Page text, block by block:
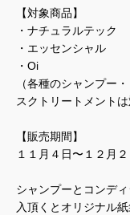
【対象商品】
・ナチュラルテック
・エッセンシャル
・Oi
（各種のシャンプー
スクトリートメントは
【販売期間】
１１月４日〜１２月
シャンプーとコンデ
入頂くとオリジナル